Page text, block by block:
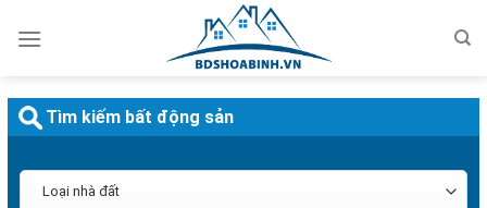
qua
dung
Tìm kiếm bất động sản